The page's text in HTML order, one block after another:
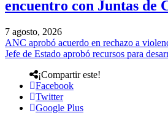
encuentro con Juntas de
7 agosto, 2026
ANC aprobó acuerdo en rechazo a
Jefe de Estado aprobó recursos para
¡Compartir este!
Facebook
Twitter
Google Plus